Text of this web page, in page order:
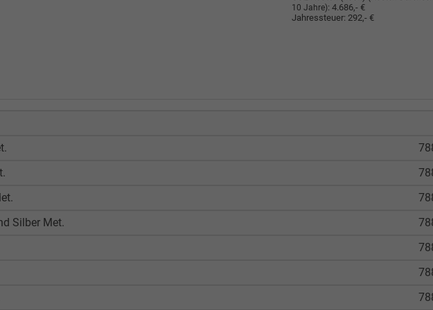
10 Jahre): 4.686,- €
Jahressteuer: 292,- €
Silber Met.